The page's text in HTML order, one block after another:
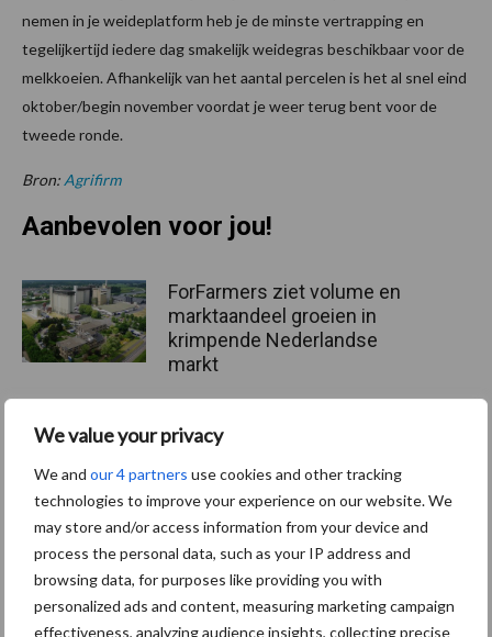
We value your privacy
We and our 4 partners use cookies and other tracking
technologies to improve your experience on our website. We
may store and/or access information from your device and
process the personal data, such as your IP address and
browsing data, for purposes like providing you with
personalized ads and content, measuring marketing campaign
effectiveness, analyzing audience insights, collecting precise
nemen in je weideplatform heb je de minste vertrapping en
tegelijkertijd iedere dag smakelijk weidegras beschikbaar voor de
melkkoeien. Afhankelijk van het aantal percelen is het al snel eind
oktober/begin november voordat je weer terug bent voor de
tweede ronde.
Bron: Agrifirm
Aanbevolen voor jou!
ForFarmers ziet volume en
marktaandeel groeien in
krimpende Nederlandse
markt
Tien praktische tips voor
“Vraag naar praktische
hygieneoplossingen is in
Polen groter dan ooit”